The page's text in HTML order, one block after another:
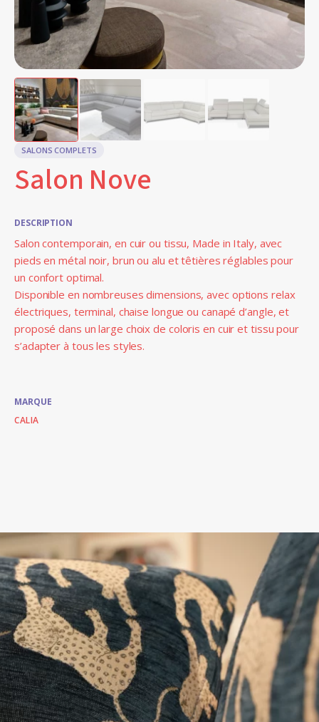
SALONS COMPLETS
Salon Nove
DESCRIPTION
Salon contemporain, en cuir ou tissu, Made in Italy, avec
pieds en métal noir, brun ou alu et têtières réglables pour
un confort optimal.
Disponible en nombreuses dimensions, avec options relax
électriques, terminal, chaise longue ou canapé d’angle, et
proposé dans un large choix de coloris en cuir et tissu pour
s’adapter à tous les styles.
MARQUE
CALIA